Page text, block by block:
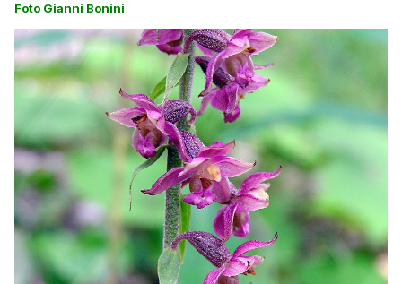
Foto Gianni Bonini